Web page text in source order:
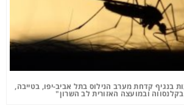
בנגיף קדחת מערב הנילוס בתל אביב-יפו, בטייבה,
ובמועצה האזורית לב השרון"